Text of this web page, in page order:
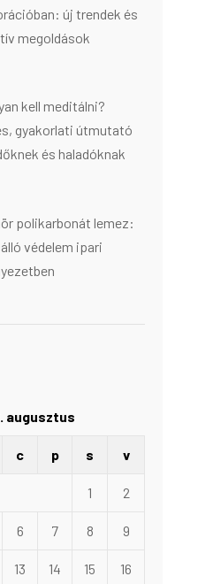
új trendek és
megoldások
kell meditálni?
gyakorlati útmutató
és haladóknak
polikarbonát lemez:
védelem ipari
augusztus
c p s v
1 2
6 7 8 9
13 14 15 16